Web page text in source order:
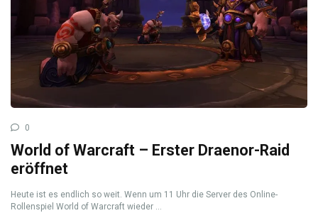
0
World of Warcraft – Erster Draenor-Raid
eröffnet
Heute ist es endlich so weit. Wenn um 11 Uhr die Server des Online-
Rollenspiel World of Warcraft wieder ...